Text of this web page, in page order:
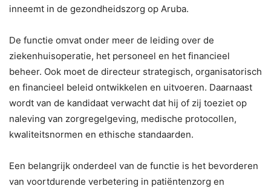
inneemt in de gezondheidszorg op Aruba.
De functie omvat onder meer de leiding over de
ziekenhuisoperatie, het personeel en het financieel
beheer. Ook moet de directeur strategisch, organisatorisch
en financieel beleid ontwikkelen en uitvoeren. Daarnaast
wordt van de kandidaat verwacht dat hij of zij toeziet op
naleving van zorgregelgeving, medische protocollen,
kwaliteitsnormen en ethische standaarden.
Een belangrijk onderdeel van de functie is het bevorderen
van voortdurende verbetering in patiëntenzorg en